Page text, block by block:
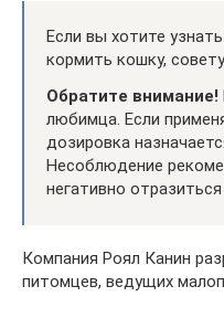
Если вы хотите
кормить кошку,
Обратите внимание!
любимца. Если
дозировка
Несоблюдение
негативно
Компания Роял Канин
питомцев, ведущих